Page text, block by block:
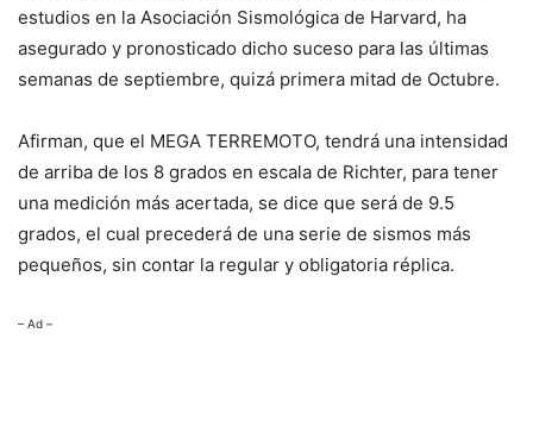
estudios en la Asociación Sismológica de Harvard, ha
asegurado y pronosticado dicho suceso para las últimas
semanas de septiembre, quizá primera mitad de Octubre.
Afirman, que el MEGA TERREMOTO, tendrá una intensidad
de arriba de los 8 grados en escala de Richter, para tener
una medición más acertada, se dice que será de 9.5
grados, el cual precederá de una serie de sismos más
pequeños, sin contar la regular y obligatoria réplica.
– Ad –